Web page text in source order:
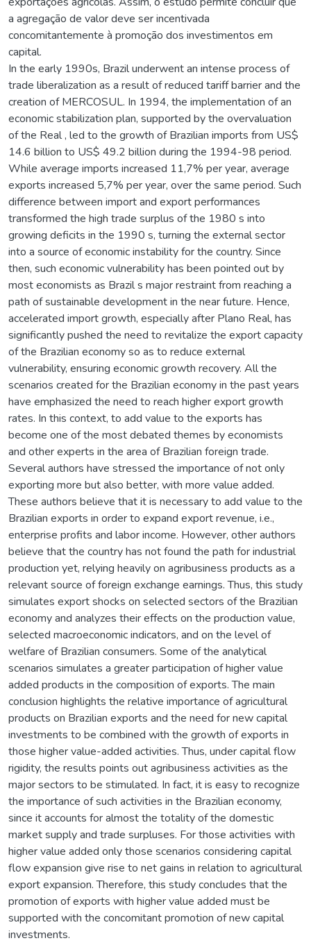
a agregação de valor deve ser incentivada
concomitantemente à promoção dos investimentos em
capital.
In the early 1990s, Brazil underwent an intense process of
trade liberalization as a result of reduced tariff barrier and the
creation of MERCOSUL. In 1994, the implementation of an
economic stabilization plan, supported by the overvaluation
of the Real , led to the growth of Brazilian imports from US$
14.6 billion to US$ 49.2 billion during the 1994-98 period.
While average imports increased 11,7% per year, average
exports increased 5,7% per year, over the same period. Such
difference between import and export performances
transformed the high trade surplus of the 1980 s into
growing deficits in the 1990 s, turning the external sector
into a source of economic instability for the country. Since
then, such economic vulnerability has been pointed out by
most economists as Brazil s major restraint from reaching a
path of sustainable development in the near future. Hence,
accelerated import growth, especially after Plano Real, has
significantly pushed the need to revitalize the export capacity
of the Brazilian economy so as to reduce external
vulnerability, ensuring economic growth recovery. All the
scenarios created for the Brazilian economy in the past years
have emphasized the need to reach higher export growth
rates. In this context, to add value to the exports has
become one of the most debated themes by economists
and other experts in the area of Brazilian foreign trade.
Several authors have stressed the importance of not only
exporting more but also better, with more value added.
These authors believe that it is necessary to add value to the
Brazilian exports in order to expand export revenue, i.e.,
enterprise profits and labor income. However, other authors
believe that the country has not found the path for industrial
production yet, relying heavily on agribusiness products as a
relevant source of foreign exchange earnings. Thus, this study
simulates export shocks on selected sectors of the Brazilian
economy and analyzes their effects on the production value,
selected macroeconomic indicators, and on the level of
welfare of Brazilian consumers. Some of the analytical
scenarios simulates a greater participation of higher value
added products in the composition of exports. The main
conclusion highlights the relative importance of agricultural
products on Brazilian exports and the need for new capital
investments to be combined with the growth of exports in
those higher value-added activities. Thus, under capital flow
rigidity, the results points out agribusiness activities as the
major sectors to be stimulated. In fact, it is easy to recognize
the importance of such activities in the Brazilian economy,
since it accounts for almost the totality of the domestic
market supply and trade surpluses. For those activities with
higher value added only those scenarios considering capital
flow expansion give rise to net gains in relation to agricultural
export expansion. Therefore, this study concludes that the
promotion of exports with higher value added must be
supported with the concomitant promotion of new capital
investments.